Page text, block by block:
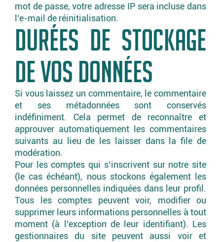
mot de passe, votre adresse IP sera incluse dans
l’e-mail de réinitialisation.
DURÉES DE STOCKAGE
DE VOS DONNÉES
Si vous laissez un commentaire, le commentaire
et ses métadonnées sont conservés
indéfiniment. Cela permet de reconnaître et
approuver automatiquement les commentaires
suivants au lieu de les laisser dans la file de
modération.
Pour les comptes qui s’inscrivent sur notre site
(le cas échéant), nous stockons également les
données personnelles indiquées dans leur profil.
Tous les comptes peuvent voir, modifier ou
supprimer leurs informations personnelles à tout
moment (à l’exception de leur identifiant). Les
gestionnaires du site peuvent aussi voir et